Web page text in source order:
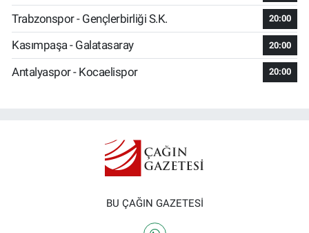
Trabzonspor - Gençlerbirliği S.K. 20:00
Kasımpaşa - Galatasaray 20:00
Antalyaspor - Kocaelispor 20:00
BU ÇAĞIN GAZETESİ